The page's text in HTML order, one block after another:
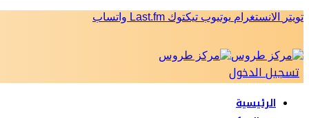
تويتر الانستغرام يوتيوب تيكتوك Last.fm واتساب
تسجيل الدخول
الرئيسية